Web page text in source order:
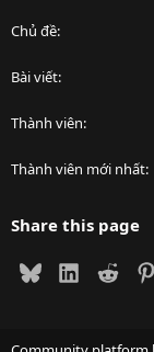
Chủ đề
Bài viết
Thành viên
Thành viên mới nhất
Share this page
BlueskyLinkedIn
Reddit